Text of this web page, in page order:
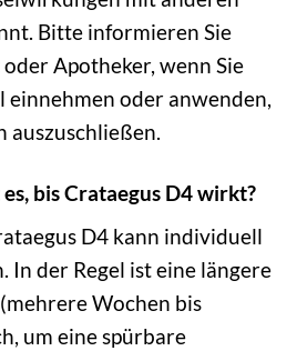
Bitte informieren Sie
Apotheker, wenn Sie
oder anwenden,
auszuschließen.
bis Crataegus D4 wirkt?
D4 kann individuell
In der Regel ist eine längere
Wochen bis
um eine spürbare